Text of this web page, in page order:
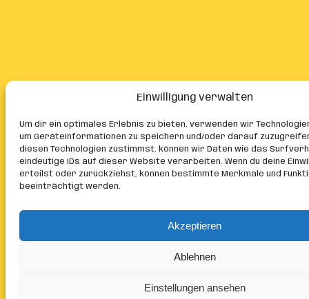
Einwilligung verwalten
Um dir ein optimales Erlebnis zu bieten, verwenden wir
um Geräteinformationen zu speichern und/oder darauf
diesen Technologien zustimmst, können wir Daten wie das
eindeutige IDs auf dieser Website verarbeiten. Wenn du deine
erteilst oder zurückziehst, können bestimmte Merkmale und
beeinträchtigt werden.
Akzeptieren
Ablehnen
Einstellungen ansehen